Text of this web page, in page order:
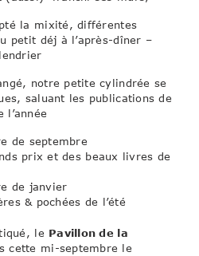
la mixité, différentes
petit déj à l’après-dîner –
notre petite cylindrée se
saluant les publications de
l’année
de septembre
prix et des beaux livres de
de janvier
& pochées de l’été
le Pavillon de la
cette mi-septembre le